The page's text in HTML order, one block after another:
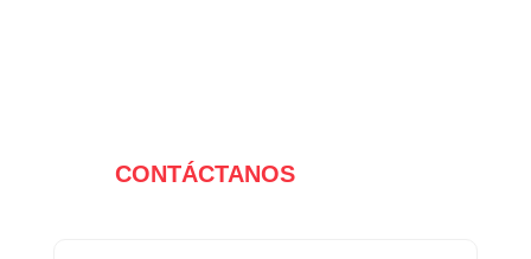
CONTÁCTANOS